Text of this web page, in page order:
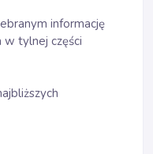
informację
w tylnej części